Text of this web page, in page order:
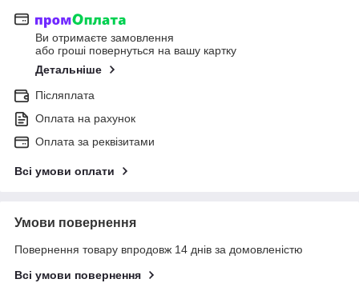
Ви отримаєте замовлення
або гроші повернуться на вашу картку
Детальніше
Післяплата
Оплата на рахунок
Оплата за реквізитами
Всі умови оплати
Умови повернення
Повернення товару впродовж 14 днів за домовленістю
Всі умови повернення